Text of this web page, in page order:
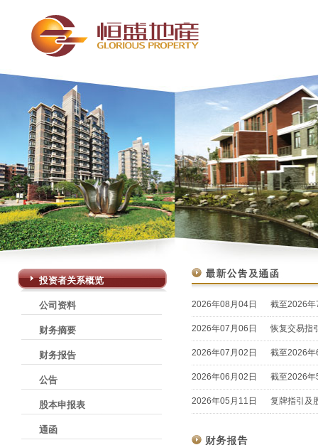
投资者关系概览
公司资料
财务摘要
财务报告
公告
股本申报表
通函
2026年08月04日 截至2026年
2026年07月06日 恢复交易指
2026年07月02日 截至2026年
2026年06月02日 截至2026年
2026年05月11日 复牌指引及